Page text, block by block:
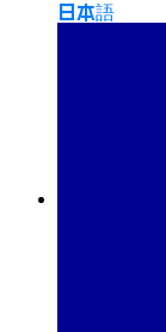
日本語